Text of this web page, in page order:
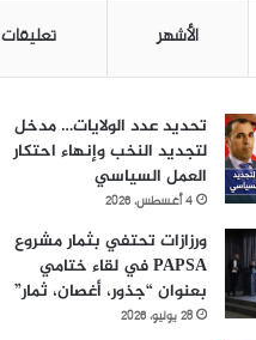
الأشهر تعليقات
تحديد عدد الولايات… مدخل
لتجديد النخب وإنهاء احتكار
العمل السياسي
4 أغسطس، 2026
ورزازات تحتفي بثمار مشروع
PAPSA في لقاء ختامي
بعنوان “جذور، أغصان، ثمار”
28 يوليو، 2026